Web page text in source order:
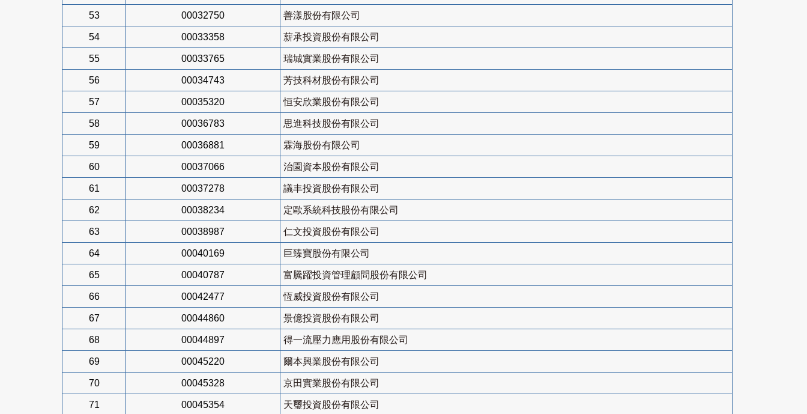
53 00032750 善漾股份有限公司
54 00033358 薪承投資股份有限公司
55 00033765 瑞城實業股份有限公司
56 00034743 芳技科材股份有限公司
57 00035320 恒安欣業股份有限公司
58 00036783 思進科技股份有限公司
59 00036881 霖海股份有限公司
60 00037066 治園資本股份有限公司
61 00037278 議丰投資股份有限公司
62 00038234 定歐系統科技股份有限公司
63 00038987 仁文投資股份有限公司
64 00040169 巨臻寶股份有限公司
65 00040787 富騰躍投資管理顧問股份有限公司
66 00042477 恆威投資股份有限公司
67 00044860 景億投資股份有限公司
68 00044897 得一流壓力應用股份有限公司
69 00045220 爾本興業股份有限公司
70 00045328 京田實業股份有限公司
71 00045354 天璽投資股份有限公司